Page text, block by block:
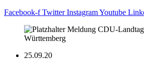
Facebook-f Twitter InstagramYoutube
25.09.20